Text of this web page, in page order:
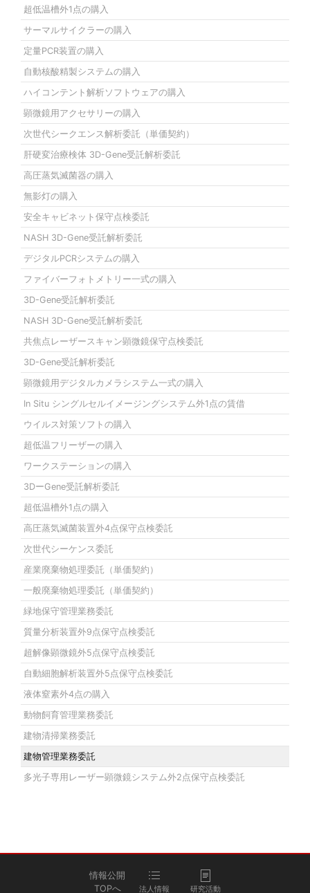
超低温槽外1点の購入
サーマルサイクラーの購入
定量PCR装置の購入
自動核酸精製システムの購入
ハイコンテント解析ソフトウェアの購入
顕微鏡用アクセサリーの購入
次世代シークエンス解析委託（単価契約）
肝硬変治療検体 3D-Gene受託解析委託
高圧蒸気滅菌器の購入
無影灯の購入
安全キャビネット保守点検委託
NASH 3D-Gene受託解析委託
デジタルPCRシステムの購入
ファイバーフォトメトリー一式の購入
3D-Gene受託解析委託
NASH 3D-Gene受託解析委託
共焦点レーザースキャン顕微鏡保守点検委託
3D-Gene受託解析委託
顕微鏡用デジタルカメラシステム一式の購入
In Situ シングルセルイメージングシステム外1点の賃借
ウイルス対策ソフトの購入
超低温フリーザーの購入
ワークステーションの購入
3DーGene受託解析委託
超低温槽外1点の購入
高圧蒸気滅菌装置外4点保守点検委託
次世代シーケンス委託
産業廃棄物処理委託（単価契約）
一般廃棄物処理委託（単価契約）
緑地保守管理業務委託
質量分析装置外9点保守点検委託
超解像顕微鏡外5点保守点検委託
自動細胞解析装置外5点保守点検委託
液体窒素外4点の購入
動物飼育管理業務委託
建物清掃業務委託
建物管理業務委託
多光子専用レーザー顕微鏡システム外2点保守点検委託
情報公開
TOPへ
法人情報 研究活動